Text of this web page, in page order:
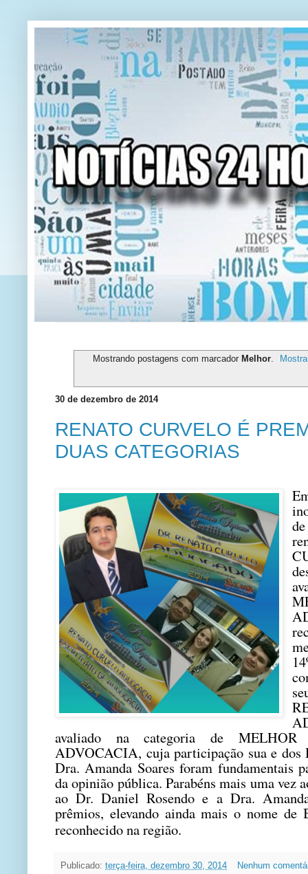
Mostrando postagens com marcador Melhor.
30 de dezembro de 2014
RENATO CURVELO É
DUAS CATEGORIAS
avaliado na categoria de MELHOR
ADVOCACIA, cuja participação sua e dos
Dra. Amanda Soares foram fundamentais
da opinião pública. Parabéns mais uma vez
ao Dr. Daniel Rosendo e a Dra.
prêmios, elevando ainda mais o nome de
reconhecido na região.
Publicado: terça-feira, dezembro 30, 2014
Nenhum